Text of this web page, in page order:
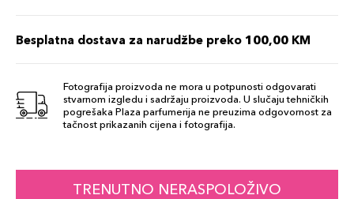
Besplatna dostava za narudžbe preko 100,00 KM
Fotografija proizvoda ne mora u potpunosti odgovarati
stvarnom izgledu i sadržaju proizvoda. U slučaju tehničkih
pogrešaka Plaza parfumerija ne preuzima odgovornost za
tačnost prikazanih cijena i fotografija.
TRENUTNO NERASPOLOŽIVO